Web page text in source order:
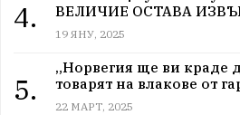
4.
ВЕЛИЧИЕ ОСТАВА
19 ЯНУ, 2025
5.
„Норвегия ще ви краде
товарят на влакове от
22 МАРТ, 2025